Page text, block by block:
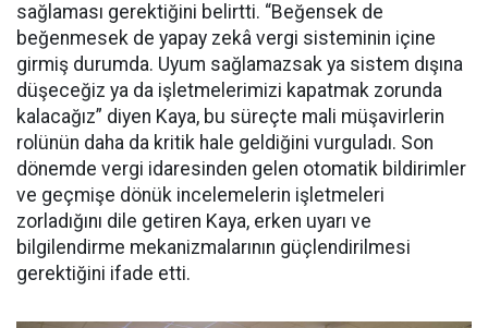
sağlaması gerektiğini belirtti. “Beğensek de
beğenmesek de yapay zekâ vergi sisteminin içine
girmiş durumda. Uyum sağlamazsak ya sistem dışına
düşeceğiz ya da işletmelerimizi kapatmak zorunda
kalacağız” diyen Kaya, bu süreçte mali müşavirlerin
rolünün daha da kritik hale geldiğini vurguladı. Son
dönemde vergi idaresinden gelen otomatik bildirimler
ve geçmişe dönük incelemelerin işletmeleri
zorladığını dile getiren Kaya, erken uyarı ve
bilgilendirme mekanizmalarının güçlendirilmesi
gerektiğini ifade etti.